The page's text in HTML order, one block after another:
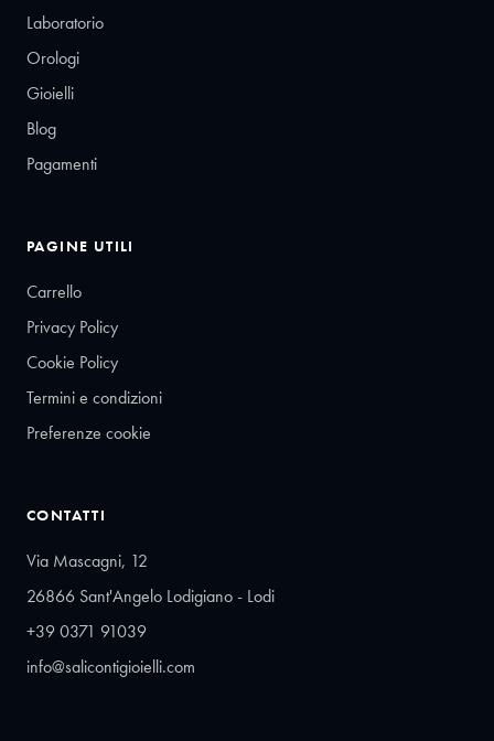
Laboratorio
Orologi
Gioielli
Blog
Pagamenti
PAGINE UTILI
Carrello
Privacy Policy
Cookie Policy
Termini e condizioni
Preferenze cookie
CONTATTI
Via Mascagni, 12
26866 Sant'Angelo Lodigiano - Lodi
+39 0371 91039
info@salicontigioielli.com